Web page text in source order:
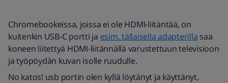
Chromebookeissa, joissa ei ole HDMI-liitäntää, on
kuitenkin USB-C portti ja esim. tällaisella adapterilla saa
koneen liitettyä HDMI-liitännällä varustettuun televisioon
ja työpöydän kuvan isolle ruudulle.
No katos! usb portin olen kyllä löytänyt ja käyttänyt,